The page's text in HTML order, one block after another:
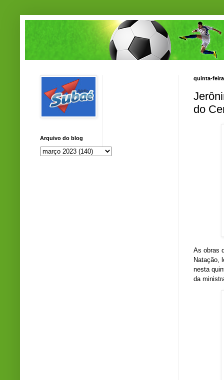
quinta-
do
As obras
Natação,
nesta
da
Arquivo do blog